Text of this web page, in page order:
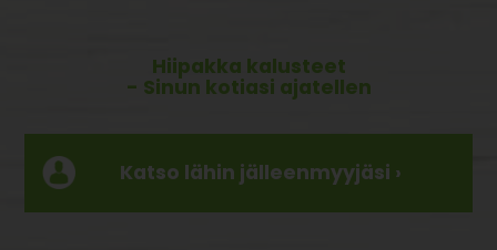
Hiipakka kalusteet
- Sinun kotiasi ajatellen
Katso lähin jälleenmyyjäsi ›